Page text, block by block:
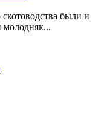
были и
молодняк...